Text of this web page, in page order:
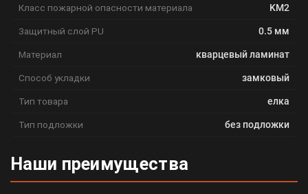
Класс пожарной опасности материала KM2
Защитный слой PU 0.5 мм
Материал кварцевый ламинат
Способ укладки замковый
Тип товара елка
Тип подложки без подложки
Наши преимущества